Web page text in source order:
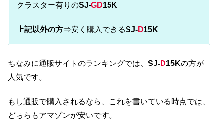
クラスター有りのSJ-GD15K
上記以外の方⇒安く購入できるSJ-D15K
ちなみに通販サイトのランキングでは、 SJ-D15Kの方が
人気です。
もし通販で購入されるなら、これを書いている時点では、
どちらもアマゾンが安いです。